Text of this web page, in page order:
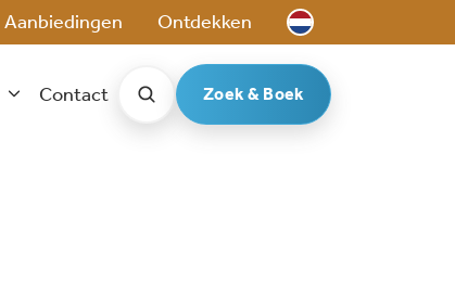
Aanbiedingen Ontdekken
Contact Zoek & Boek